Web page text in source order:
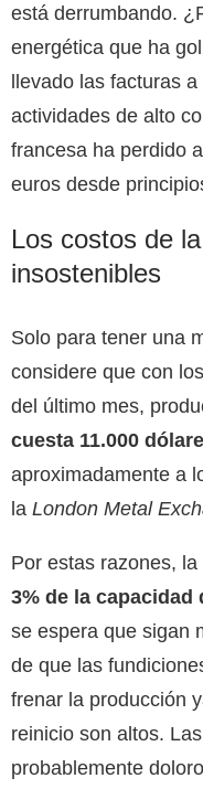
está derrumbando.
energética que ha
llevado las facturas
actividades de alto
francesa ha perdido
euros desde
Los costos de
insostenibles
Solo para tener una
considere que con
del último mes,
cuesta 11.000
aproximadamente a
la London Metal
Por estas razones, la
3% de la capacidad
se espera que sigan
de que las
frenar la producción
reinicio son altos.
probablemente